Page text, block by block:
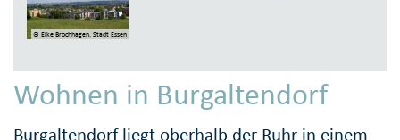
© Elke Brochhagen, Stadt Essen
Wohnen in Burgaltendorf
Burgaltendorf liegt oberhalb der Ruhr in einem